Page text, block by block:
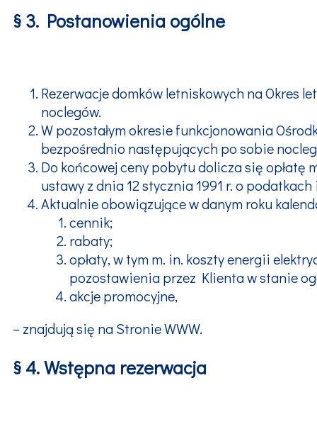
§ 3. Postanowienia ogólne
Rezerwacje domków letniskowych na Okres
noclegów.
W pozostałym okresie funkcjonowania
bezpośrednio następujących po sobie
Do końcowej ceny pobytu dolicza się
ustawy z dnia 12 stycznia 1991 r. o podatkach
Aktualnie obowiązujące w danym roku
cennik;
rabaty;
opłaty, w tym m. in. koszty energii
pozostawienia przez Klienta w stanie
akcje promocyjne,
– znajdują się na Stronie WWW.
§ 4. Wstępna rezerwacja